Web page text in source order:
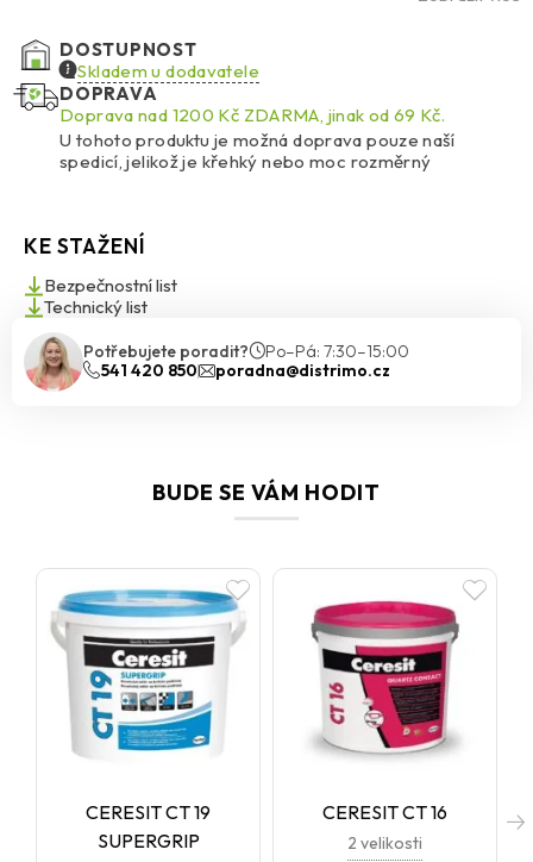
Její transparentní akrylové pojivo s barevným křemičitým
kamenivem o zrnitosti 1,4–2,0 mm vytváří hladký, barevný a
trvanlivý vzhled. Omítka se snadno aplikuje nerezovým
hladítkem, dobře se roztírá i vyhlazuje a po vytvrdnutí je odolná
vůči znečištění a velmi snadno se udržuje.
K dispozici je 48 standardních odstínů, přičemž světlé barvy s
HBW ≥ 25 % doporučujeme pro větší plochy. Tmavé a syté
odstíny se hodí zejména pro menší architektonické detaily. Díky
speciální formuli BioProtect navíc omítka účinně brání růstu
plísní, řas a hub, a to i ve vlhkém prostředí.
Ceresit CT 77 je vhodná pro různé podklady – tradiční omítky,
odolnost, snadnou údržbu a reprezentativní vzhled.
DOSTUPNOST
Skladem u dodavatele
DOPRAVA
Doprava nad 1200 Kč ZDARMA, jinak od 69 Kč.
U tohoto produktu je možná doprava pouze naší
spedicí, jelikož je křehký nebo moc rozměrný
KE STAŽENÍ
Bezpečnostní list
Technický list
Potřebujete poradit?
Po–Pá: 7:30–15:00
541 420 850
poradna@distrimo.cz
BUDE SE VÁM HODIT
CERESIT CT 19
SUPERGRIP
CERESIT CT 16
2 velikosti